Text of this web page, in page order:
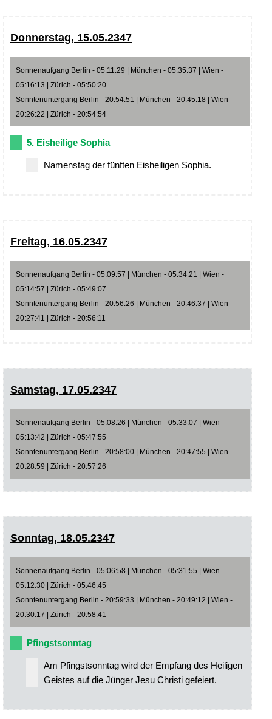
Donnerstag, 15.05.2347
Sonnenaufgang Berlin - 05:11:29 | München - 05:35:37 | Wien -
05:16:13 | Zürich - 05:50:20
Sonntenuntergang Berlin - 20:54:51 | München - 20:45:18 | Wien -
20:26:22 | Zürich - 20:54:54
5. Eisheilige Sophia
Namenstag der fünften Eisheiligen Sophia.
Freitag, 16.05.2347
Sonnenaufgang Berlin - 05:09:57 | München - 05:34:21 | Wien -
05:14:57 | Zürich - 05:49:07
Sonntenuntergang Berlin - 20:56:26 | München - 20:46:37 | Wien -
20:27:41 | Zürich - 20:56:11
Samstag, 17.05.2347
Sonnenaufgang Berlin - 05:08:26 | München - 05:33:07 | Wien -
05:13:42 | Zürich - 05:47:55
Sonntenuntergang Berlin - 20:58:00 | München - 20:47:55 | Wien -
20:28:59 | Zürich - 20:57:26
Sonntag, 18.05.2347
Sonnenaufgang Berlin - 05:06:58 | München - 05:31:55 | Wien -
05:12:30 | Zürich - 05:46:45
Sonntenuntergang Berlin - 20:59:33 | München - 20:49:12 | Wien -
20:30:17 | Zürich - 20:58:41
Pfingstsonntag
Am Pfingstsonntag wird der Empfang des Heiligen
Geistes auf die Jünger Jesu Christi gefeiert.